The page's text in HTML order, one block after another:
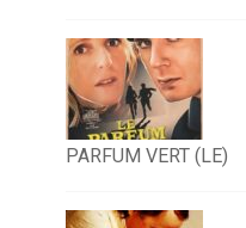
PARFUM VERT (LE)